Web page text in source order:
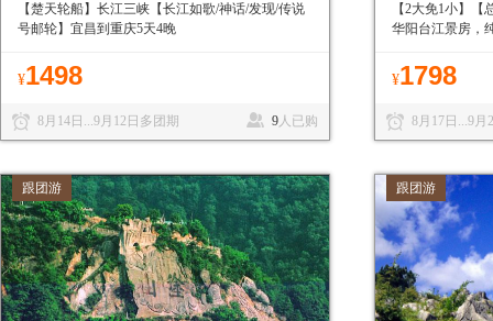
【楚天轮船】长江三峡【长江如歌/神话/发现/传说
号邮轮】宜昌到重庆5天4晚
¥1498
8月14日...9月12日多团期 9人已购
【2大免1小】
华阳台江景房，
¥1798
8月17日...9月
跟团游 跟团游